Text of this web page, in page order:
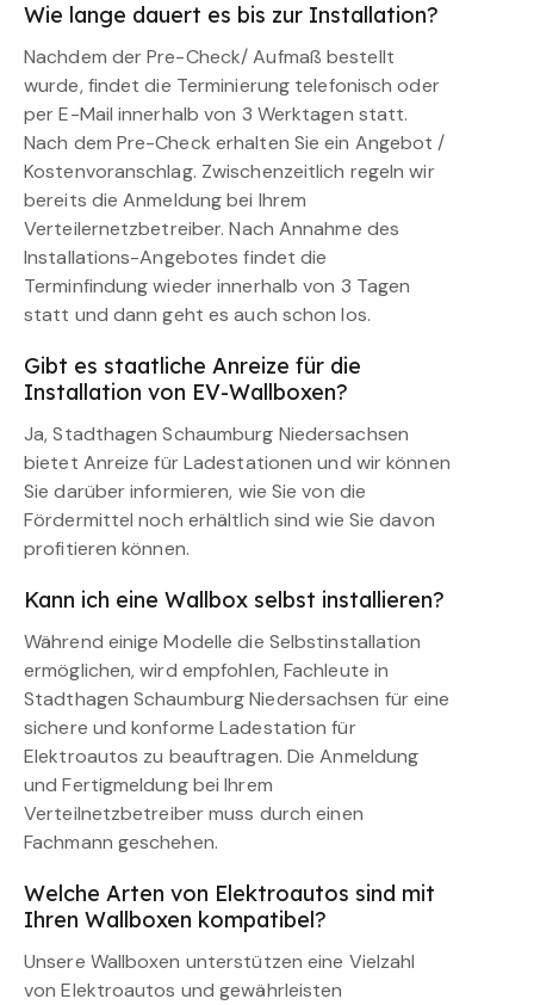
Wie lange dauert es bis zur Installation?
Nachdem der Pre-Check/ Aufmaß bestellt
wurde, findet die Terminierung telefonisch oder
per E-Mail innerhalb von 3 Werktagen statt.
Nach dem Pre-Check erhalten Sie ein Angebot /
Kostenvoranschlag. Zwischenzeitlich regeln wir
bereits die Anmeldung bei Ihrem
Verteilernetzbetreiber. Nach Annahme des
Installations-Angebotes findet die
Terminfindung wieder innerhalb von 3 Tagen
statt und dann geht es auch schon los.
Gibt es staatliche Anreize für die
Installation von EV-Wallboxen?
Ja, Stadthagen Schaumburg Niedersachsen
bietet Anreize für Ladestationen und wir können
Sie darüber informieren, wie Sie von die
Fördermittel noch erhältlich sind wie Sie davon
profitieren können.
Kann ich eine Wallbox selbst installieren?
Während einige Modelle die Selbstinstallation
ermöglichen, wird empfohlen, Fachleute in
Stadthagen Schaumburg Niedersachsen für eine
sichere und konforme Ladestation für
Elektroautos zu beauftragen. Die Anmeldung
und Fertigmeldung bei Ihrem
Verteilnetzbetreiber muss durch einen
Fachmann geschehen.
Welche Arten von Elektroautos sind mit
Ihren Wallboxen kompatibel?
Unsere Wallboxen unterstützen eine Vielzahl
von Elektroautos und gewährleisten